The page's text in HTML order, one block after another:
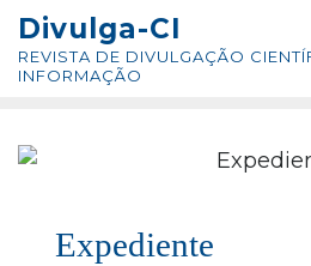
conteúdo
Skip
to
content
Divulga-CI
REVISTA DE DIVULGAÇÃO
INFORMAÇÃO
Expediente